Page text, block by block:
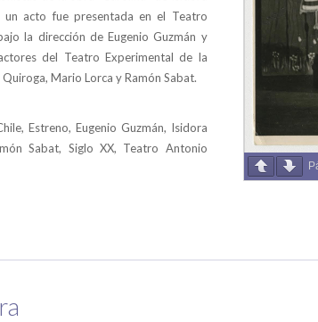
un acto fue presentada en el Teatro
la dirección de Eugenio Guzmán y
del Teatro Experimental de la
Mario Lorca y Ramón Sabat.
Estreno, Eugenio Guzmán, Isidora
Sabat, Siglo XX, Teatro Antonio